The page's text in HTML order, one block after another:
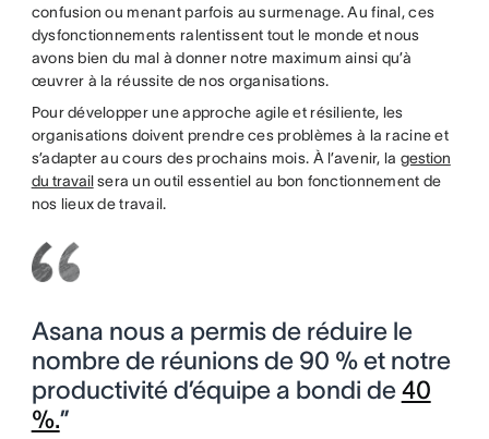
confusion ou menant parfois au surmenage. Au final, ces
dysfonctionnements ralentissent tout le monde et nous
avons bien du mal à donner notre maximum ainsi qu’à
œuvrer à la réussite de nos organisations.
Pour développer une approche agile et résiliente, les
organisations doivent prendre ces problèmes à la racine et
s’adapter au cours des prochains mois. À l’avenir, la gestion
du travailsera un outil essentiel au bon fonctionnement de
nos lieux de travail.
Asana nous a permis de réduire le
nombre de réunions de 90 % et notre
productivité d’équipe a bondi de40
%.”